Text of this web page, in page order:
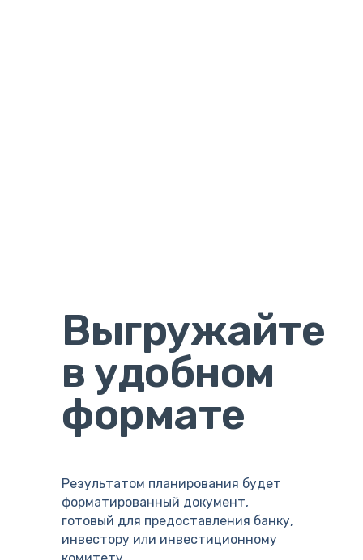
Выгружайте
в удобном
формате
Результатом планирования будет
форматированный документ,
готовый для предоставления банку,
инвестору или инвестиционному